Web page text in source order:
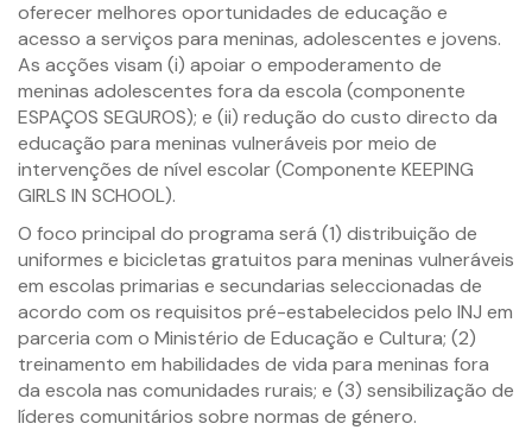
oferecer melhores oportunidades de educação e
acesso a serviços para meninas, adolescentes e jovens.
As acções visam (i) apoiar o empoderamento de
meninas adolescentes fora da escola (componente
ESPAÇOS SEGUROS); e (ii) redução do custo directo da
educação para meninas vulneráveis por meio de
intervenções de nível escolar (Componente KEEPING
GIRLS IN SCHOOL).
O foco principal do programa será (1) distribuição de
uniformes e bicicletas gratuitos para meninas vulneráveis
em escolas primarias e secundarias seleccionadas de
acordo com os requisitos pré-estabelecidos pelo INJ em
parceria com o Ministério de Educação e Cultura; (2)
treinamento em habilidades de vida para meninas fora
da escola nas comunidades rurais; e (3) sensibilização de
líderes comunitários sobre normas de género.